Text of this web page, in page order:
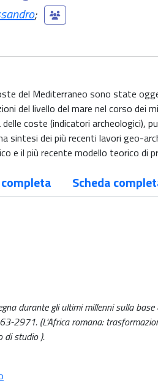
;
del Mediterraneo sono state
del livello del mare nel corso dei
coste (indicatori archeologici),
sintesi dei più recenti lavori geo-
e il più recente modello teorico di
Scheda
durante gli ultimi millenni sulla
2971. (L'Africa romana:
di studio ).